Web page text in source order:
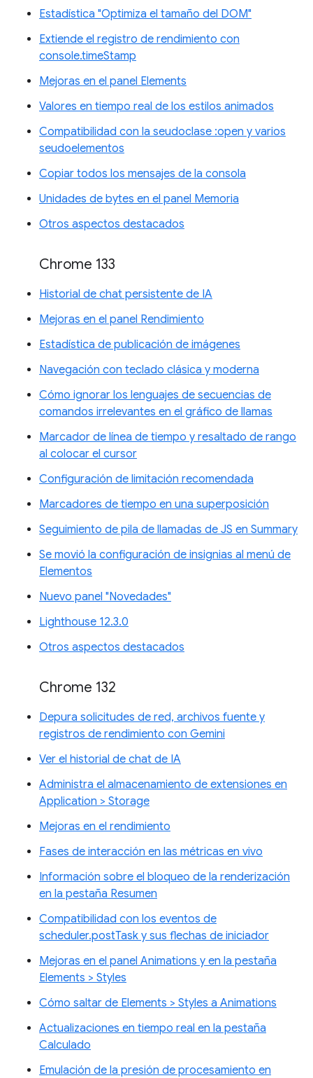
Estadística "Optimiza el tamaño del DOM"
Extiende el registro de rendimiento con
console.timeStamp
Mejoras en el panel Elements
Valores en tiempo real de los estilos animados
Compatibilidad con la seudoclase :open y varios
seudoelementos
Copiar todos los mensajes de la consola
Unidades de bytes en el panel Memoria
Otros aspectos destacados
Chrome 133
Historial de chat persistente de IA
Mejoras en el panel Rendimiento
Estadística de publicación de imágenes
Navegación con teclado clásica y moderna
Cómo ignorar los lenguajes de secuencias de
comandos irrelevantes en el gráfico de llamas
Marcador de línea de tiempo y resaltado de rango
al colocar el cursor
Configuración de limitación recomendada
Marcadores de tiempo en una superposición
Seguimiento de pila de llamadas de JS en Summary
Se movió la configuración de insignias al menú de
Elementos
Nuevo panel "Novedades"
Lighthouse 12.3.0
Otros aspectos destacados
Chrome 132
Depura solicitudes de red, archivos fuente y
registros de rendimiento con Gemini
Ver el historial de chat de IA
Administra el almacenamiento de extensiones en
Application > Storage
Mejoras en el rendimiento
Fases de interacción en las métricas en vivo
Información sobre el bloqueo de la renderización
en la pestaña Resumen
Compatibilidad con los eventos de
scheduler.postTask y sus flechas de iniciador
Mejoras en el panel Animations y en la pestaña
Elements > Styles
Cómo saltar de Elements > Styles a Animations
Actualizaciones en tiempo real en la pestaña
Calculado
Emulación de la presión de procesamiento en